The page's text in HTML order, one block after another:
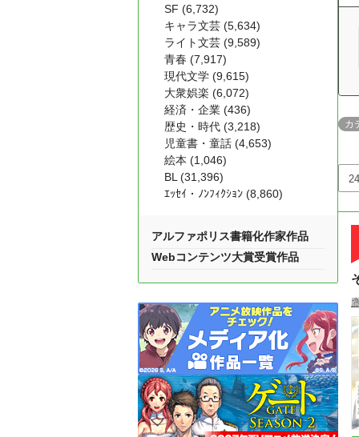
カ
SF (6,732)
キャラ文芸 (5,634)
ライト文芸 (9,589)
青春 (7,917)
現代文学 (9,615)
大衆娯楽 (6,072)
経済・企業 (436)
歴史・時代 (3,218)
児童書・童話 (4,653)
絵本 (1,046)
BL (31,396)
ｴｯｾｲ・ﾉﾝﾌｨｸｼｮﾝ (8,860)
アルファポリス書籍化作家作品
Webコンテンツ大賞受賞作品